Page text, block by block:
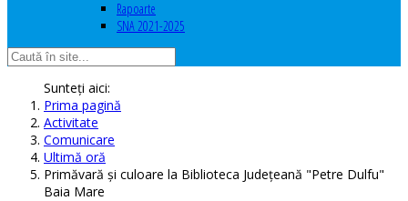
Rapoarte
SNA 2021-2025
Sunteți aici:
Prima pagină
Activitate
Comunicare
Ultimă oră
Primăvară și culoare la Biblioteca Judeţeană "Petre Dulfu"
Baia Mare